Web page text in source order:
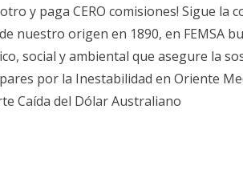
y paga CERO comisiones! Sigue la
nuestro origen en 1890, en FEMSA
social y ambiental que asegure la
por la Inestabilidad en Oriente
Caída del Dólar Australiano